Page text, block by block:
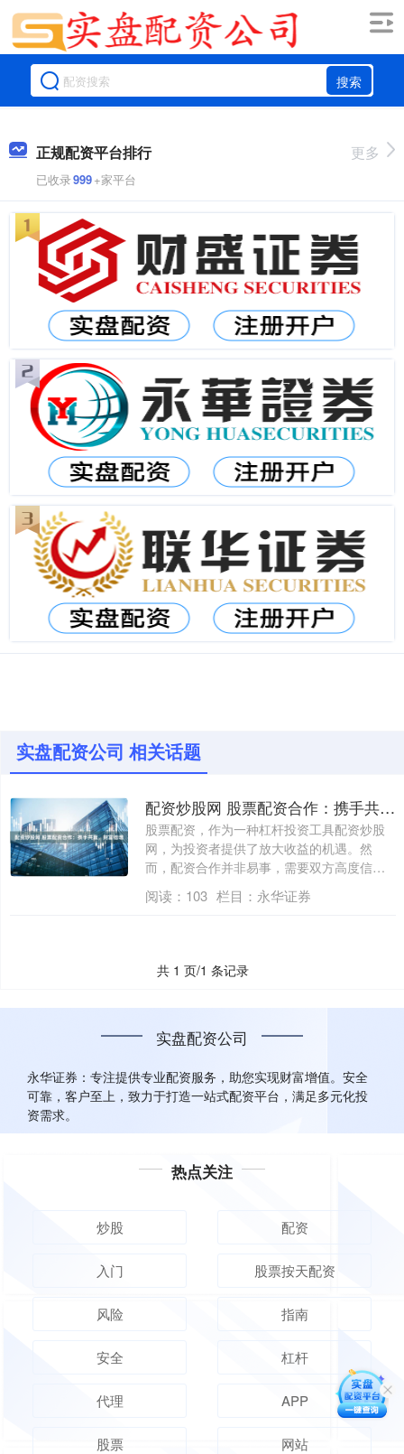
搜索
正规配资平台排行
已收录999+家平台
更多
实盘配资公司 相关话题
配资炒股网 股票配资合作：携手共赢，财富倍增
股票配资，作为一种杠杆投资工具配资炒股
网，为投资者提供了放大收益的机遇。然
而，配资合作并非易事，需要双方高度信任
和默契配....
阅读： 103 栏目： 永华证券
共 1 页/1 条记录
实盘配资公司
永华证券：专注提供专业配资服务，助您实现财富增值。安全
可靠，客户至上，致力于打造一站式配资平台，满足多元化投
资需求。
热点关注
炒股 配资
入门 股票按天配资
风险 指南
安全 杠杆
代理 APP
股票 网站